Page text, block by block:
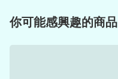
你可能感興趣的商品